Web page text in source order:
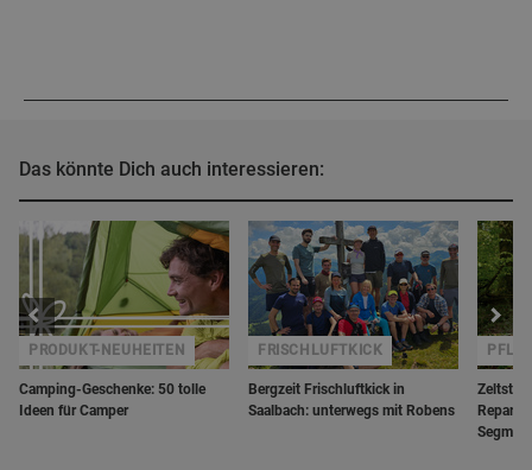
Das könnte Dich auch interessieren:
Camping-Geschenke: 50 tolle
Ideen für Camper
PRODUKT-NEUHEITEN
Bergzeit Frischluftkick in
Saalbach: unterwegs mit Robens
FRISCHLUFTKICK
Segment